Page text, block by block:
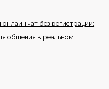
чат без регистрации:
общения в реальном